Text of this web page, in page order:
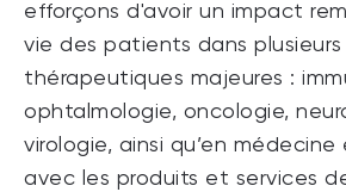
efforçons d'avoir un impact
vie des patients dans plusieurs
thérapeutiques majeures :
ophtalmologie, oncologie,
virologie, ainsi qu’en
avec les produits et services